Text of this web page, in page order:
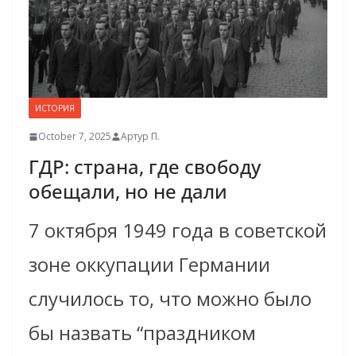
ИСТОРИЯ
October 7, 2025 Артур П.
ГДР: страна, где свободу
обещали, но не дали
7 октября 1949 года в советской
зоне оккупации Германии
случилось то, что можно было
бы назвать “праздником